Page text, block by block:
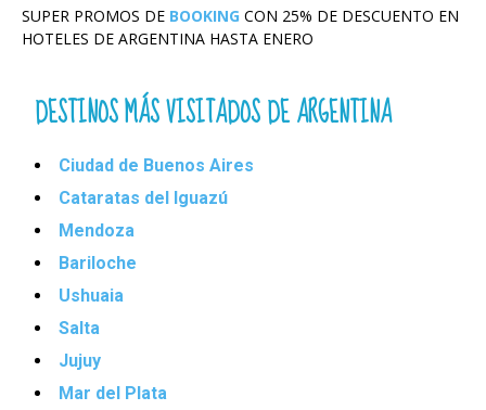
SUPER PROMOS DE BOOKING CON 25% DE DESCUENTO EN
HOTELES DE ARGENTINA HASTA ENERO
DESTINOS MÁS VISITADOS DE ARGENTINA
Ciudad de Buenos Aires
Cataratas del Iguazú
Mendoza
Bariloche
Ushuaia
Salta
Jujuy
Mar del Plata